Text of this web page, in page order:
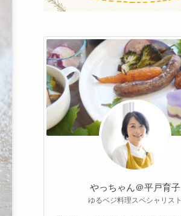
やっちゃん＠平戸育子
ゆるベジ料理スペシャリスト